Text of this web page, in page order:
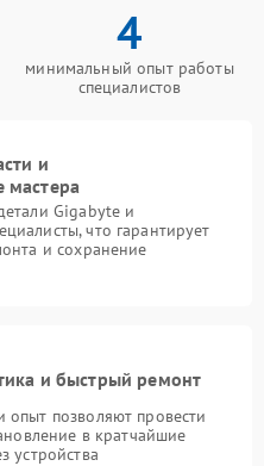
4
минимальный опыт работы
специалистов
и
мастера
Gigabyte и
что гарантирует
и сохранение
и быстрый ремонт
позволяют провести
в кратчайшие
устройства